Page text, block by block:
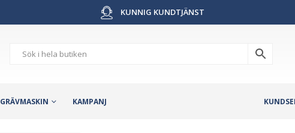
KUNNIG KUNDTJÄNST
GRÄVMASKIN KAMPANJ